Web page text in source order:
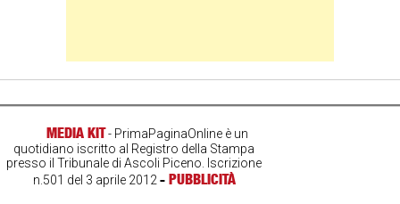
MEDIA KIT- PrimaPaginaOnline è un
quotidiano iscritto al Registro della Stampa
presso il Tribunale di Ascoli Piceno. Iscrizione
n.501 del 3 aprile 2012- PUBBLICITÀ